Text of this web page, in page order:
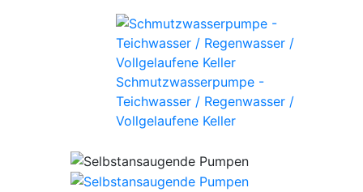
Schmutzwasserpumpe -
Teichwasser / Regenwasser /
Vollgelaufene Keller